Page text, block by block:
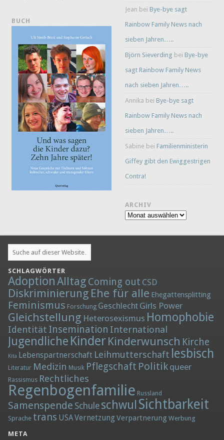
BUCH
Jean bei Bye-bye sagt
Rainbow Family News nach
sieben Jahren…..
Björn Sieverding bei Bye-bye
sagt Rainbow Family News
nach sieben Jahren…..
Annika bei Bye-bye sagt
Rainbow Family News nach
sieben Jahren…..
Sabine bei Familienministerin
Giffey gibt den Ewiggestrigen
Contra!
ARCHIV
Archiv
SCHLAGWÖRTER
AdoptionAlltag Coming out CSD
Diskriminierung Ehe für alle Ehegattensplitting
Feminismus Forschung Geschlecht Girls Power
Gleichstellung Heterosexismus Homophobie
Identität Insemination International
Jugendliche Kinder Kinderwunsch Kirche
Kita Lebenspartnerschaft Leihmutterschaft lesbisch
Literatur Medizin Musik Pflegschaft Politik queer
Rassismus Rechtliches
Regenbogenfamilie Russland
Samenspende Schule schwul Sichtbarkeit
Sprache trans USAVernetzung Verpartnerung Werbung
META